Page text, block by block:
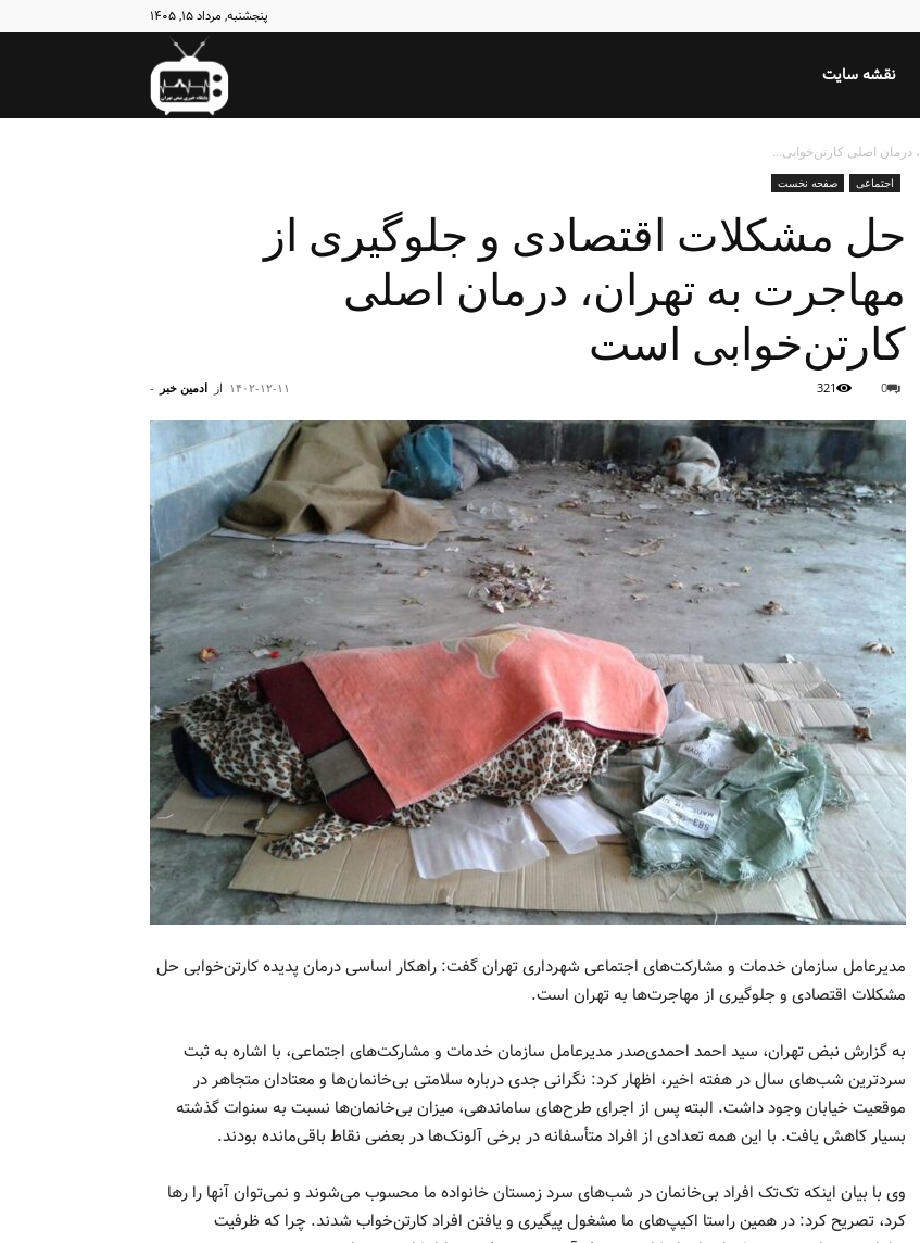
پنجشنبه, مرداد ۱۵, ۱۴۰۵
نبض نقشه سایت
اصلی کارتن‌خوابی...
اجتماعی صفحه نخست
حل مشکلات اقتصادی و جلوگیری از
مهاجرت به تهران، درمان اصلی
کارتن‌خوابی است
از ادمین خبر - ۱۴۰۲-۱۲-۱۱ 0
321
مدیرعامل سازمان خدمات و مشارکت‌های اجتماعی شهرداری تهران گفت: راهکار اساسی درمان پدیده کارتن‌خوابی حل
مشکلات اقتصادی و جلوگیری از مهاجرت‌ها به تهران است.
به گزارش نبض تهران، سید احمد احمدی‌صدر مدیرعامل سازمان خدمات و مشارکت‌های اجتماعی، با اشاره به ثبت
سردترین شب‌های سال در هفته اخیر، اظهار کرد: نگرانی جدی درباره سلامتی بی‌خانمان‌ها و معتادان متجاهر در
موقعیت خیابان وجود داشت. البته پس از اجرای طرح‌های ساماندهی، میزان بی‌خانمان‌ها نسبت به سنوات گذشته
بسیار کاهش یافت. با این همه تعدادی از افراد متأسفانه در برخی آلونک‌ها در بعضی نقاط باقی‌مانده بودند.
وی با بیان اینکه تک‌تک افراد بی‌خانمان در شب‌های سرد زمستان خانواده ما محسوب می‌شوند و نمی‌توان آنها را رها
کرد، تصریح کرد: در همین راستا اکیپ‌های ما مشغول پیگیری و یافتن افراد کارتن‌خواب شدند. چرا که ظرفیت